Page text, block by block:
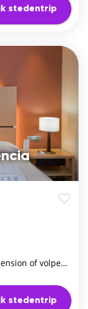
stedentrip
of volpension
stedentrip